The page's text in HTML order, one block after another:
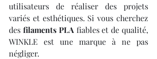
utilisateurs de réaliser des projets
variés et esthétiques. Si vous cherchez
des filaments PLA fiables et de qualité,
WINKLE est une marque à ne pas
négliger.